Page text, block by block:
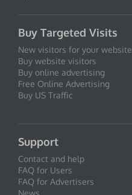
Buy Targeted Visits
New visitors for your website
Buy website visitors
Buy online advertising
Free Online Advertising
Buy US Traffic
Support
Contact and help
FAQ for Users
FAQ for Advertisers
News